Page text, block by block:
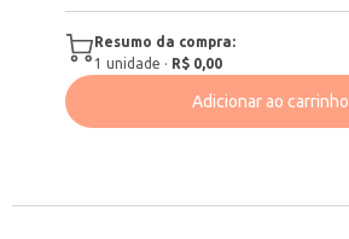
Resumo da compra:
1 unidade · R$ 0,00
Adicionar ao carrinho